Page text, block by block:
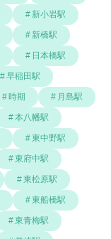
新小岩駅
新橋駅
日本橋駅
早稲田駅
時期 月島駅
本八幡駅
東中野駅
東府中駅
東松原駅
東船橋駅
東青梅駅